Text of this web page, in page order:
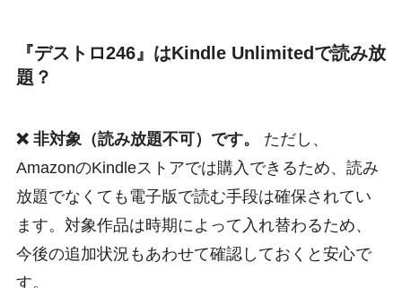
『デストロ246』はKindle Unlimitedで読み放
題？
❌ 非対象（読み放題不可）です。
ただし、
AmazonのKindleストアでは購入できるため、読み
放題でなくても電子版で読む手段は確保されてい
ます。対象作品は時期によって入れ替わるため、
今後の追加状況もあわせて確認しておくと安心で
す。